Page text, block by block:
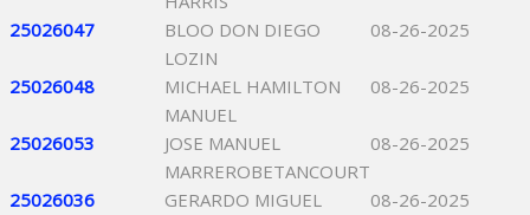
25026047
BLOO DON DIEGO
LOZIN
08-26-2025
25026048
MICHAEL HAMILTON
MANUEL
08-26-2025
25026053
JOSE MANUEL
MARREROBETANCOURT
08-26-2025
25026036
GERARDO MIGUEL
08-26-2025